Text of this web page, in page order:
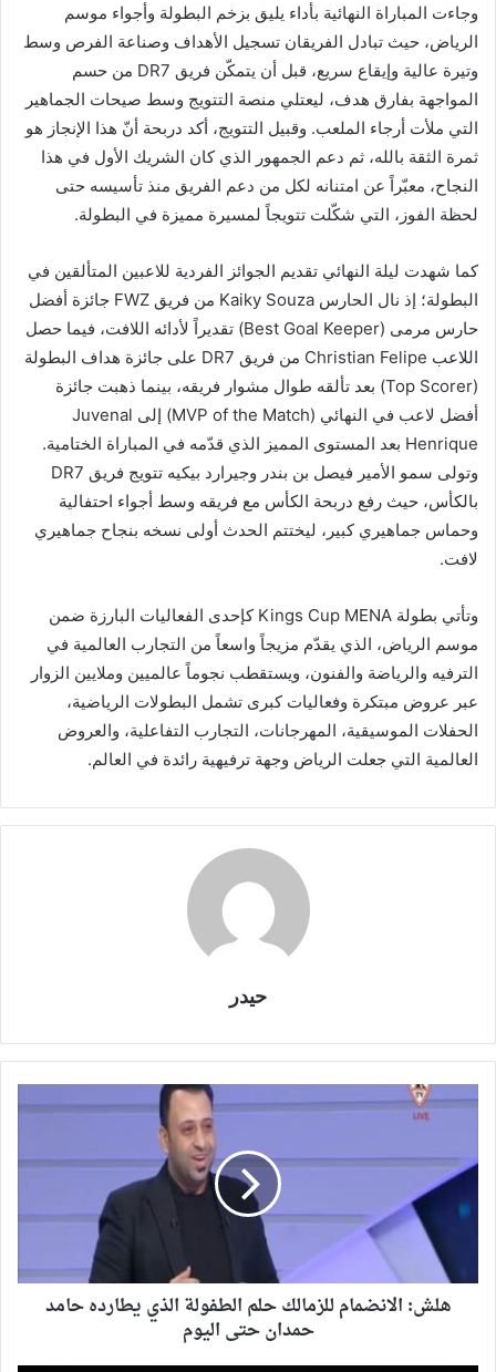
وجاءت المباراة النهائية بأداء يليق بزخم البطولة وأجواء موسم
الرياض، حيث تبادل الفريقان تسجيل الأهداف وصناعة الفرص وسط
وتيرة عالية وإيقاع سريع، قبل أن يتمكّن فريق DR7 من حسم
المواجهة بفارق هدف، ليعتلي منصة التتويج وسط صيحات الجماهير
التي ملأت أرجاء الملعب. وقبيل التتويج، أكد دربحة أنّ هذا الإنجاز هو
ثمرة الثقة بالله، ثم دعم الجمهور الذي كان الشريك الأول في هذا
النجاح، معبّراً عن امتنانه لكل من دعم الفريق منذ تأسيسه حتى
لحظة الفوز، التي شكّلت تتويجاً لمسيرة مميزة في البطولة.
كما شهدت ليلة النهائي تقديم الجوائز الفردية للاعبين المتألقين في
البطولة؛ إذ نال الحارس Kaiky Souza من فريق FWZ جائزة أفضل
حارس مرمى (Best Goal Keeper) تقديراً لأدائه اللافت، فيما حصل
اللاعب Christian Felipe من فريق DR7 على جائزة هداف البطولة
(Top Scorer) بعد تألقه طوال مشوار فريقه، بينما ذهبت جائزة
أفضل لاعب في النهائي (MVP of the Match) إلى Juvenal
Henrique بعد المستوى المميز الذي قدّمه في المباراة الختامية.
وتولى سمو الأمير فيصل بن بندر وجيرارد بيكيه تتويج فريق DR7
بالكأس، حيث رفع دربحة الكأس مع فريقه وسط أجواء احتفالية
وحماس جماهيري كبير، ليختتم الحدث أولى نسخه بنجاح جماهيري
لافت.
وتأتي بطولة Kings Cup MENA كإحدى الفعاليات البارزة ضمن
موسم الرياض، الذي يقدّم مزيجاً واسعاً من التجارب العالمية في
الترفيه والرياضة والفنون، ويستقطب نجوماً عالميين وملايين الزوار
عبر عروض مبتكرة وفعاليات كبرى تشمل البطولات الرياضية،
الحفلات الموسيقية، المهرجانات، التجارب التفاعلية، والعروض
العالمية التي جعلت الرياض وجهة ترفيهية رائدة في العالم.
حيدر
هلش: الانضمام للزمالك حلم الطفولة الذي يطارده حامد
حمدان حتى اليوم